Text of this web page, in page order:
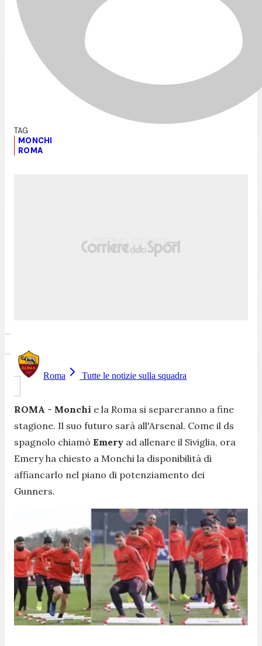
MONCHI
ROMA
Roma Tutte le notizie sulla squadra
ROMA - Monchi e la Roma si separeranno a fine
stagione. Il suo futuro sarà all'Arsenal. Come il ds
spagnolo chiamò Emery ad allenare il Siviglia, ora
Emery ha chiesto a Monchi la disponibilità di
affiancarlo nel piano di potenziamento dei
Gunners.